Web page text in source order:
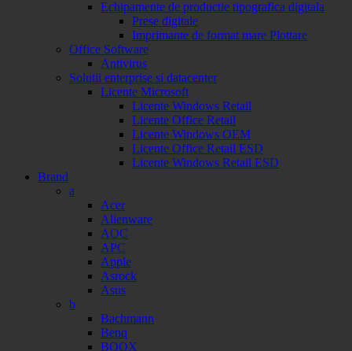
Echipamente de productie tipografica digitala
Prese digitale
Imprimante de format mare Plottare
Office Software
Antivirus
Solutii enterprise si datacenter
Licente Microsoft
Licente Windows Retail
Licente Office Retail
Licente Windows OEM
Licente Office Retail ESD
Licente Windows Retail ESD
Brand
a
Acer
Alienware
AOC
APC
Apple
Asrock
Asus
b
Bachmann
Benq
BOOX